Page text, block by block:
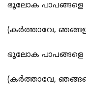
ഭൂലോക പാപങ്ങളെ
(കര്‍ത്താവേ,
ഭൂലോക പാപങ്ങളെ
(കര്‍ത്താവേ,